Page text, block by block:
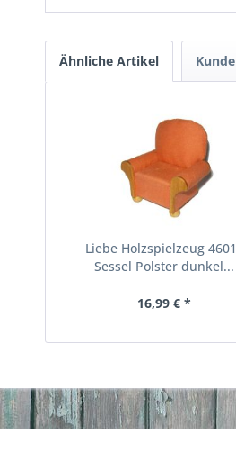
Ähnliche Artikel
Liebe Holzspielzeug
Sessel Polster dunkel...
16,99 € *